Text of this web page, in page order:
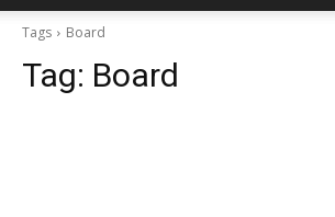
Tags Board
Tag: Board